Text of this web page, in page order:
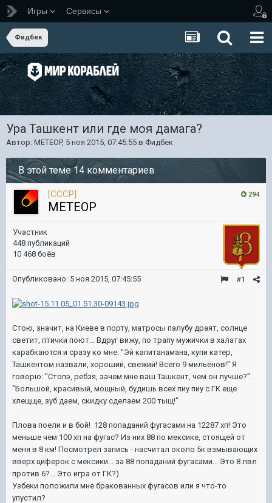
Игры Сервисы
Фидбек
Ура Ташкент или где моя дамага?
Автор: METEOP, 5 ноя 2015, 07:45:55 в Фидбек
В этой теме 14 комментариев
294
[CCCP]
METEOP
Участник
448 публикаций
10 468 боёв
#1
Опубликовано: 5 ноя 2015, 07:45:55
Стою, значит, на Киеве в порту, матросы палубу драят, солнце
светит, птички поют... Вдруг вижу, по трапу мужички в халатах
карабкаются и сразу ко мне: "Эй капитанамана, купи катер,
Ташкентом назвали, хороший, свежий! Всего 9 мильёнов!" Я
говорю: "Стопэ, ребзя, зачем мне ваш Ташкент, чем он лучше?".
"Большой, красивый, мощный, будишь всех пиу пиу с ГК еще
хлещще, зуб даем, скидку сделаем 200 тыщ!"
Плова поели и в бой! 128 попаданий фугасами на 12287 хп! Это
меньше чем 100 хп на фугас? Из них 88 по мексике, стоящей от
меня в 8 км! Посмотрел запись - насчитал около 5к взмывающих
вверх циферок с мексики... за 88 попаданий фугасами... Это 8 лвл
против 6?... Это игра от ГК?)
Узбеки положили мне бракованных фугасов или я что-то
упустил?